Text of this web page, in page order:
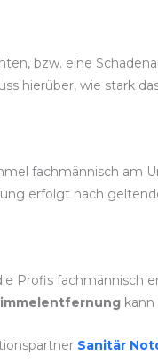
bzw. eine
hierüber, wie stark
fachmännisch
erfolgt nach
Profis fachmännisch
Sanitär